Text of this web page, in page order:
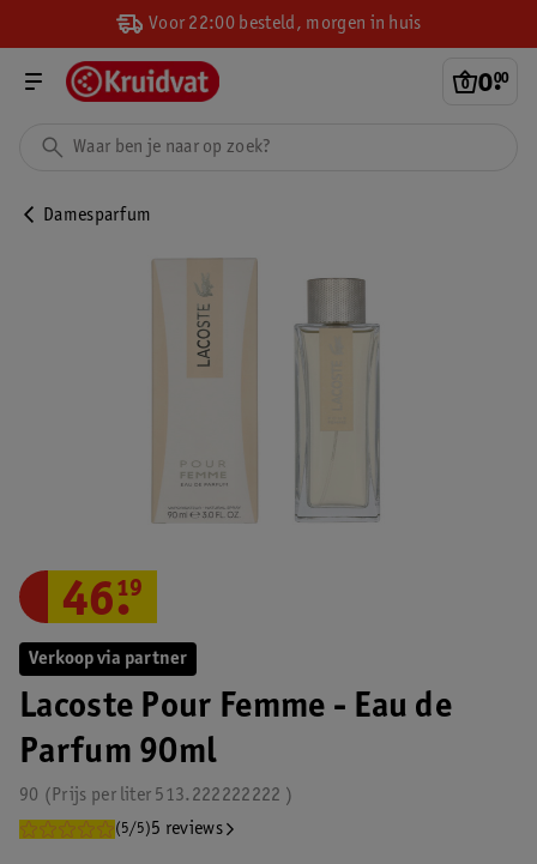
Voor 22:00 besteld, morgen in huis
0.
00
Damesparfum
Verkoop via partner
Lacoste Pour Femme - Eau de
Parfum 90ml
90 513.222222222
Prijs per liter
(5/5)5 reviews
46.
19